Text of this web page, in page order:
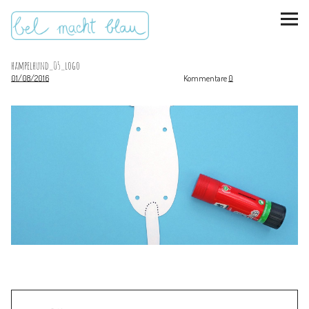
bloglovin
hampelhund_05_logo
01/08/2016 Kommentare 0